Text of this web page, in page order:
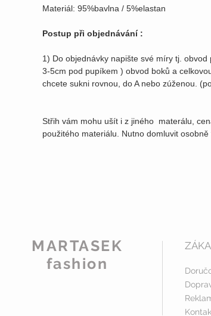
Materiál: 95%bavlna / 5%elastan
Postup při objednávání :
1) Do objednávky napište své míry tj.
3-5cm pod pupíkem ) obvod boků a
chcete sukni rovnou, do A nebo zúženou.
Střih vám mohu ušít i z jiného materálu,
použitého materiálu. Nutno domluvit osobně
MARTASEK
fashion